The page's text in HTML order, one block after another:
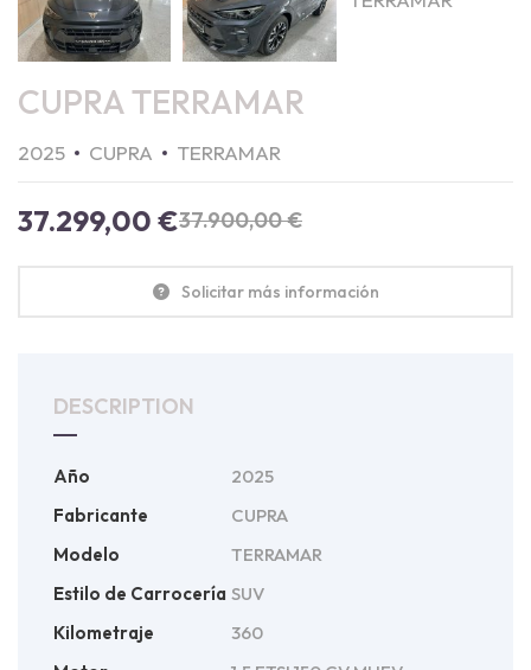
CUPRA TERRAMAR
2025 CUPRA TERRAMAR
37.900,00€
37.299,00 €
Solicitar más información
DESCRIPTION
Año
2025
Fabricante
CUPRA
Modelo
TERRAMAR
Estilo de Carrocería SUV
Kilometraje
360